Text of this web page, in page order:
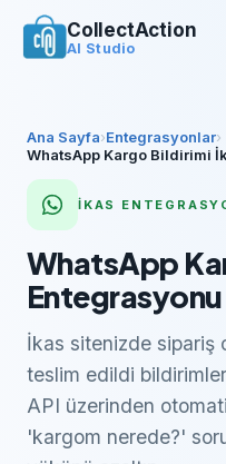
CollectAction
AI Studio
Ana Sayfa›Entegrasyonlar›
WhatsApp Kargo Bildirimi
İKAS
WhatsApp
Entegrasyonu
İkas sitenizde sipariş
teslim edildi
API üzerinden
'kargom nerede?'